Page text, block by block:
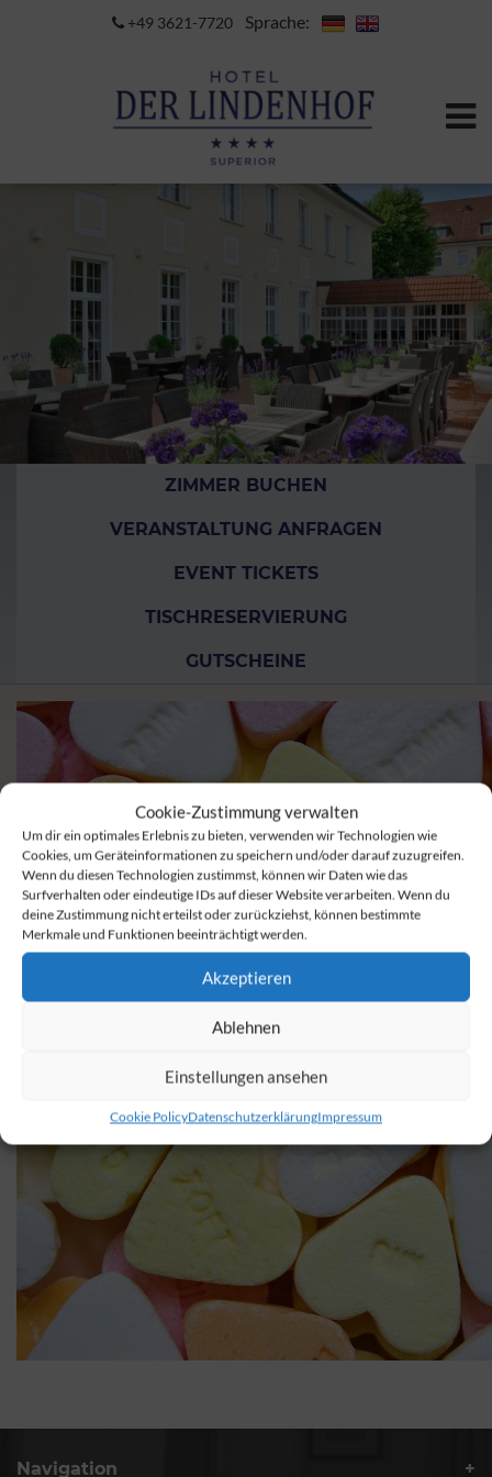
Cookie-Zustimmung verwalten
Um dir ein optimales Erlebnis zu bieten, verwenden wir Technologien wie
Cookies, um Geräteinformationen zu speichern und/oder darauf zuzugreifen.
Wenn du diesen Technologien zustimmst, können wir Daten wie das
Surfverhalten oder eindeutige IDs auf dieser Website verarbeiten. Wenn du
deine Zustimmung nicht erteilst oder zurückziehst, können bestimmte
Merkmale und Funktionen beeinträchtigt werden.
Akzeptieren
Ablehnen
Einstellungen ansehen
Cookie PolicyDatenschutzerklärungImpressum
+49 3621-7720 Sprache:
ZIMMER BUCHEN
VERANSTALTUNG ANFRAGEN
EVENT TICKETS
TISCHRESERVIERUNG
GUTSCHEINE
Navigation